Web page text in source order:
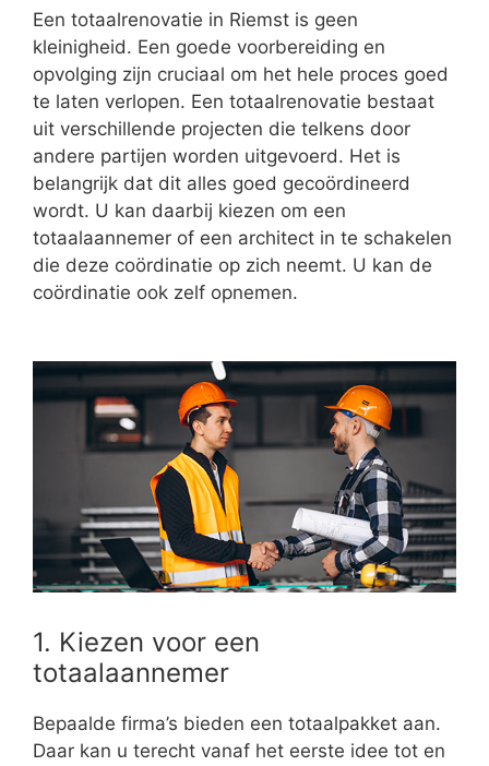
Een totaalrenovatie in Riemst is geen
kleinigheid. Een goede voorbereiding en
opvolging zijn cruciaal om het hele proces goed
te laten verlopen. Een totaalrenovatie bestaat
uit verschillende projecten die telkens door
andere partijen worden uitgevoerd. Het is
belangrijk dat dit alles goed gecoördineerd
wordt. U kan daarbij kiezen om een
totaalaannemer of een architect in te schakelen
die deze coördinatie op zich neemt. U kan de
coördinatie ook zelf opnemen.
1. Kiezen voor een
totaalaannemer
Bepaalde firma’s bieden een totaalpakket aan.
Daar kan u terecht vanaf het eerste idee tot en